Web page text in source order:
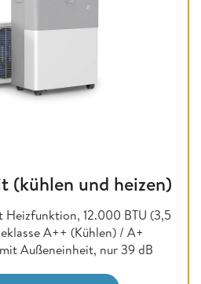
(kühlen und heizen)
Heizfunktion, 12.000 BTU (3,5
A++ (Kühlen) / A+
Außeneinheit, nur 39 dB